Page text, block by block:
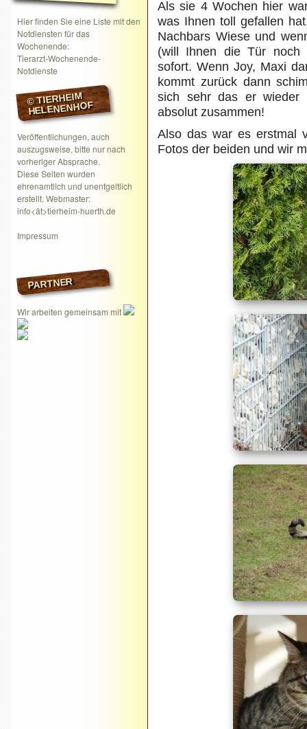
Hier finden Sie eine Liste mit den
Notdiensten für das
Wochenende:
Tierarzt-Wochenende-
Notdienste
© TIERHEIM
HELENENHOF
Veröffentlichungen, auch
auszugsweise, bitte nur nach
vorheriger Absprache.
Diese Seiten wurden
ehrenamtlich und unentgeltlich
erstellt. Webmaster:
info<ät>tierheim-huerth.de
Impressum
PARTNER
Wir arbeiten gemeinsam mit
Als sie 4 Wochen hier
was Ihnen toll gefallen
Nachbars Wiese und
(will Ihnen die Tür noch
sofort. Wenn Joy, Maxi
kommt zurück dann
sich sehr das er wieder
absolut zusammen!
Also das war es erstmal
Fotos der beiden und wir